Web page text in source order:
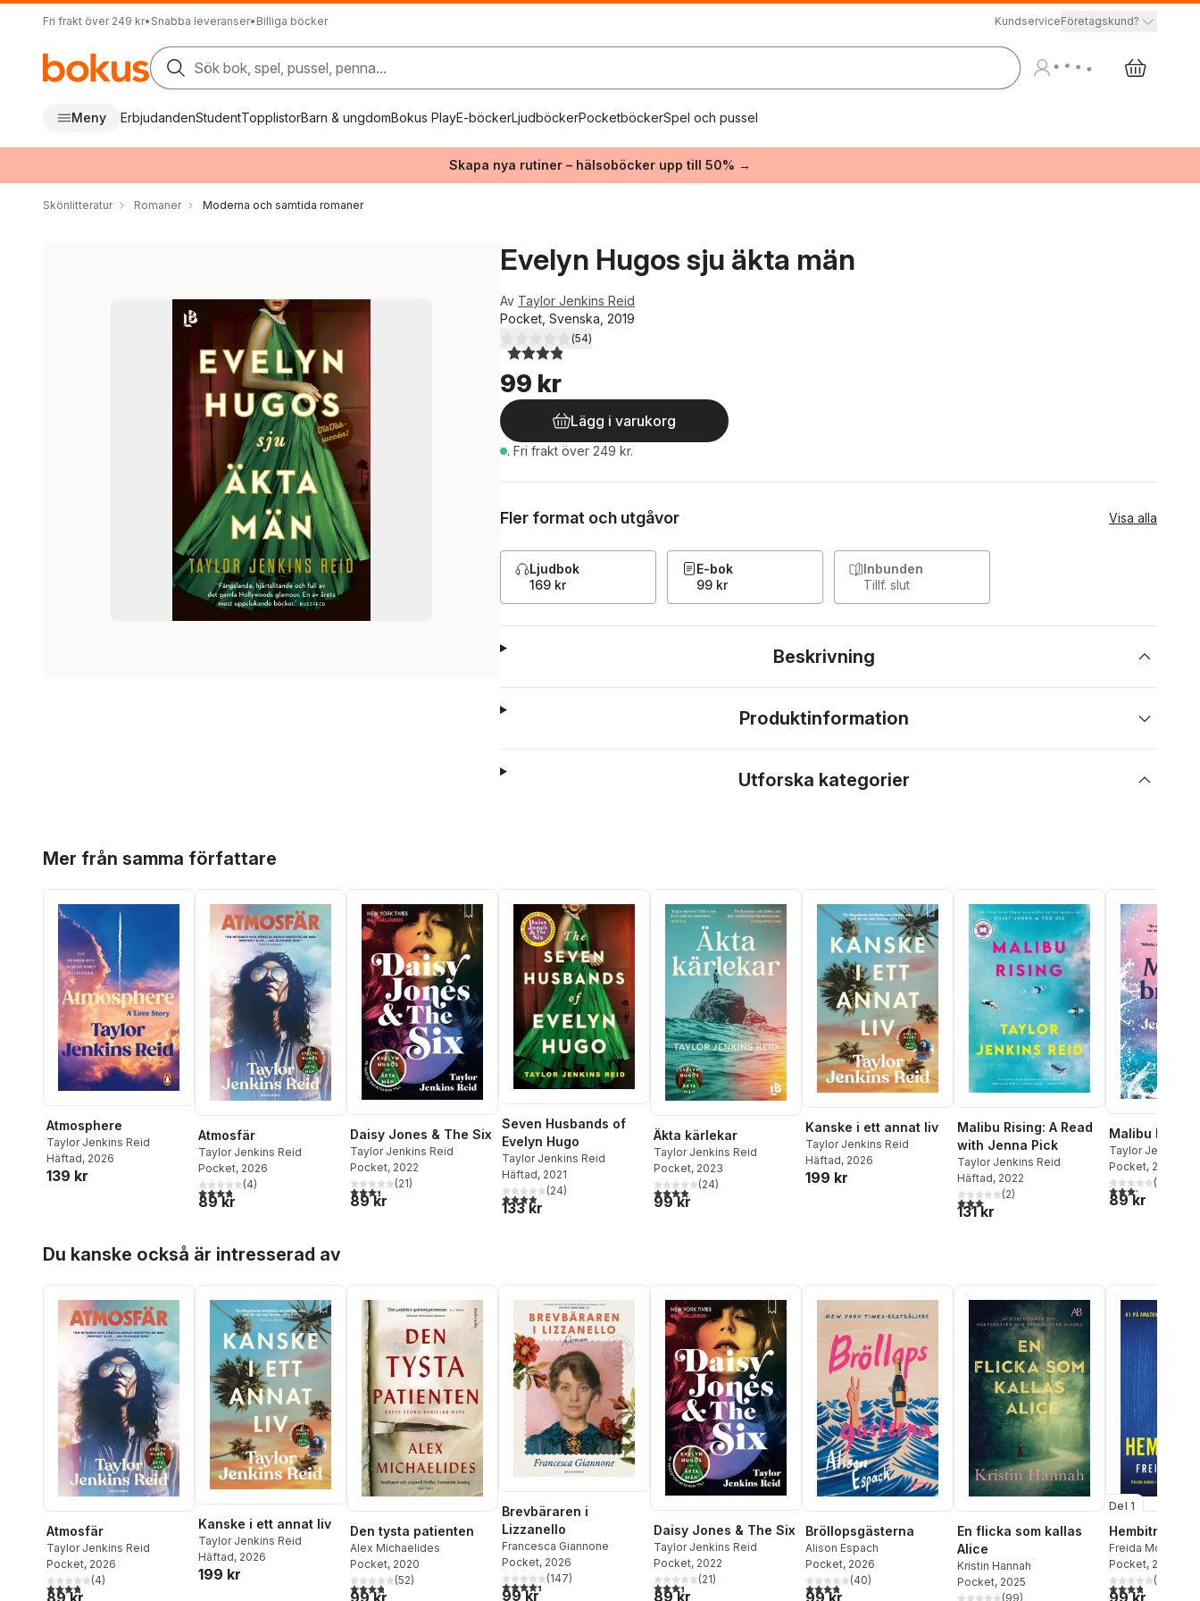
Fri frakt över 249 kr• Snabba leveranser• Billiga böcker KundserviceFöretagskund?
Sök bok, spel, pussel, penna...
Meny ErbjudandenStudentTopplistorBarn & ungdomBokus PlayE-böckerLjudböckerPocketböckerSpel och pussel
Skapa nya rutiner – hälsoböcker upp till 50% →
Skönlitteratur Romaner Moderna och samtida romaner
Evelyn Hugos sju äkta män
Av Taylor Jenkins Reid
Pocket, Svenska, 2019
3,9utav 5 stjärnor. Totalt antal röster:
(54)
99 kr
Lägg i varukorg
. Fri frakt över 249 kr.
Fler format och utgåvor Visa alla
Ljudbok
169 kr
E-bok
99 kr
Inbunden
Tillf. slut
Beskrivning
Produktinformation
Utforska kategorier
Mer från samma författare
Atmosphere
Taylor Jenkins Reid
Häftad, 2026
139 kr
Atmosfär
Taylor Jenkins Reid
Pocket, 2026
3,8utav 5 stjärnor. Totalt antal röster:
(4)
89 kr
Daisy Jones & The Six
Taylor Jenkins Reid
Pocket, 2022
3,4utav 5 stjärnor. Totalt antal röster:
(21)
89 kr
Seven Husbands of
Evelyn Hugo
Taylor Jenkins Reid
Häftad, 2021
3,9utav 5 stjärnor. Totalt antal röster:
(24)
133 kr
Äkta kärlekar
Taylor Jenkins Reid
Pocket, 2023
3,9utav 5 stjärnor. Totalt antal röster:
(24)
99 kr
Kanske i ett annat liv
Taylor Jenkins Reid
Häftad, 2026
199 kr
Malibu Rising: A Read
with Jenna Pick
Taylor Jenkins Reid
Häftad, 2022
3,0utav 5 stjärnor. Totalt antal röster:
(2)
131 kr
Malibu
Taylor Jenkins
Pocket, 2024
3,2utav 5(
89 kr
Du kanske också är intresserad av
Atmosfär
Taylor Jenkins Reid
Pocket, 2026
3,8utav 5 stjärnor. Totalt antal röster:
(4)
Kanske i ett annat liv
Taylor Jenkins Reid
Häftad, 2026
199 kr
Den tysta patienten
Alex Michaelides
Pocket, 2020
3,8utav 5 stjärnor. Totalt antal röster:
(52)
Brevbäraren i
Lizzanello
Francesca Giannone
Pocket, 2026
4,4utav 5 stjärnor. Totalt antal röster:
(147)
99 kr
Daisy Jones & The Six
Taylor Jenkins Reid
Pocket, 2022
3,4utav 5 stjärnor. Totalt antal röster:
(21)
89 kr
Bröllopsgästerna
Alison Espach
Pocket, 2026
3,8utav 5 stjärnor. Totalt antal röster:
(40)
En flicka som kallas
Alice
Kristin Hannah
Pocket, 2025
(99)
Del 1
Hembiträdet
Freida McFadden
Pocket, 2025
3,8utav 5(